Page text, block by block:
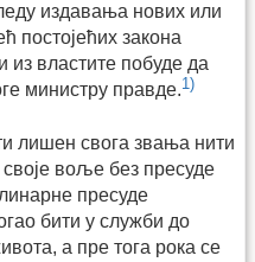
издавања нових или
постојећих закона
из властите побуде да
министру правде.1)
лишен свога звања нити
воље без пресуде
пресуде
бити у служби до
а пре тога рока се